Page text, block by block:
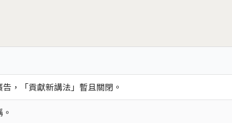
，「貢獻新講法」暫且關閉。